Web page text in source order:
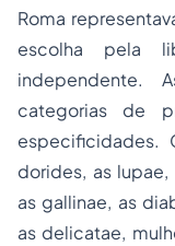
Roma
escolha pela
independente.
categorias de
especificidades.
dorides, as lupae,
as gallinae, as
as delicatae,